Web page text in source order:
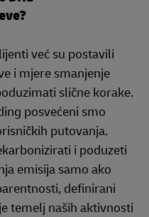
već su postavili
i mjere smanjenje
slične korake.
posvećeni smo
putovanja.
i poduzeti
emisija samo ako
definirani
temelj naših aktivnosti